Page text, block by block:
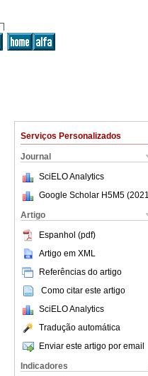
Serviços Personalizados
Journal
SciELO Analytics
Google Scholar H5M5 (2021
Artigo
Espanhol (pdf)
Artigo em XML
Referências do artigo
Como citar este artigo
SciELO Analytics
Tradução automática
Enviar este artigo por email
Indicadores